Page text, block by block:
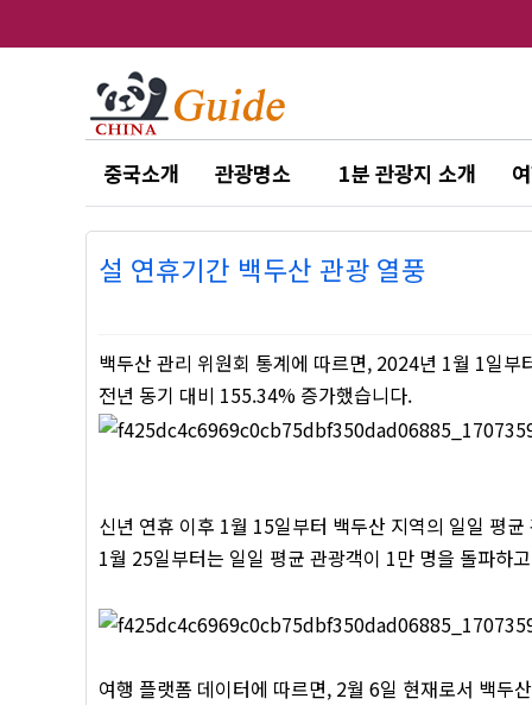
중국소개 관광명소 1분 관광지 소개
설 연휴기간 백두산 관광 열풍
백두산 관리 위원회 통계에 따르면, 2024년 1월 1일
전년 동기 대비 155.34% 증가했습니다.
신년 연휴 이후 1월 15일부터 백두산 지역의 일일 평
1월 25일부터는 일일 평균 관광객이 1만 명을 돌파하
여행 플랫폼 데이터에 따르면, 2월 6일 현재로서 백두